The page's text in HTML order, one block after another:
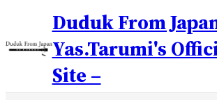
ス
プ
Duduk From
Yas.Tarumi's
Site –